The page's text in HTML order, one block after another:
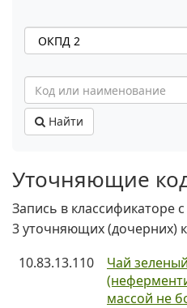
Найти
Уточняющие
Запись в классификаторе
3 уточняющих (дочерних)
10.83.13.110
Чай зеленый
массой не